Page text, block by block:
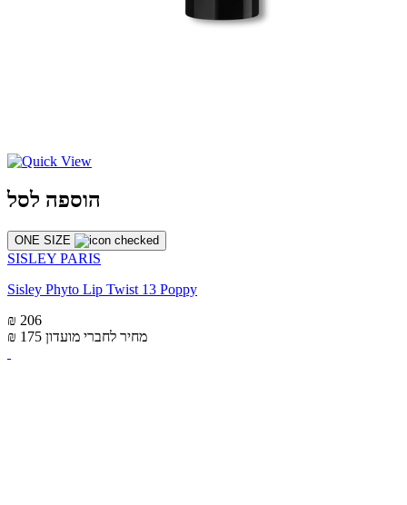
הוספה לסל
ONE SIZE
SISLEY PARIS
Sisley Phyto Lip Twist 13 Poppy
₪ 206
₪ 175 מחיר לחברי מועדון